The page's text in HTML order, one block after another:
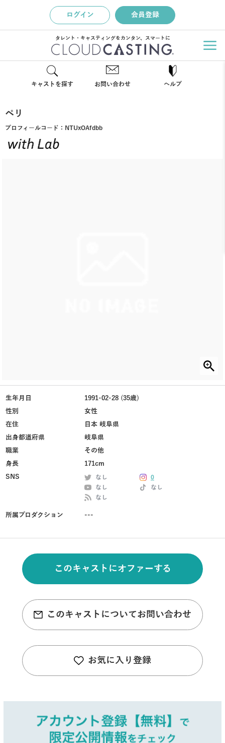
ログイン 会員登録
タレント・キャスティングをカンタン、スマートに
キャストを探す お問い合わせ ヘルプ
ペリ
プロフィールコード： NTUxOAfdbb
生年月日
1991-02-28 (35歳)
性別
女性
在住
日本 岐阜県
出身都道府県
岐阜県
職業
その他
身長
171cm
SNS
なし
0
なし
なし
なし
所属プロダクション ---
このキャストにオファーする
このキャストについてお問い合わせ
お気に入り登録